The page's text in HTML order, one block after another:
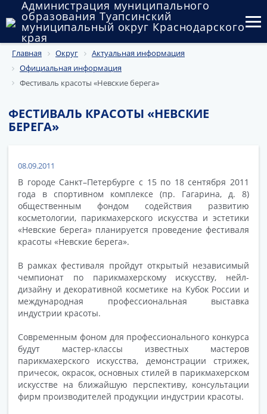
Администрация муниципального
образования Туапсинский
муниципальный округ Краснодарского
края
Округ
Администрация
Муниципальные закупки
Государственный и муниципальный контроль
Муниципальное имущество
Публичные слушания и общественные обсуждения
Документы
Главная Округ
Актуальная информация
Официальная информация
Фестиваль красоты «Невские берега»
ФЕСТИВАЛЬ КРАСОТЫ «НЕВСКИЕ
БЕРЕГА»
08.09.2011
В городе Санкт–Петербурге с 15 по 18 сентября 2011
года в спортивном комплексе (пр. Гагарина, д. 8)
общественным фондом содействия развитию
косметологии, парикмахерского искусства и эстетики
«Невские берега» планируется проведение фестиваля
красоты «Невские берега».
В рамках фестиваля пройдут открытый независимый
чемпионат по парикмахерскому искусству, нейл-
дизайну и декоративной косметике на Кубок России и
международная профессиональная выставка
индустрии красоты.
Современным фоном для профессионального конкурса
будут мастер-классы известных мастеров
парикмахерского искусства, демонстрации стрижек,
причесок, окрасок, основных стилей в парикмахерском
искусстве на ближайшую перспективу, консультации
фирм производителей продукции индустрии красоты.